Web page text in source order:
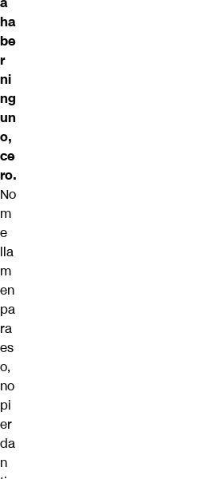
ha
be
r
ni
ng
un
o,
ce
ro.
No
m
e
lla
m
en
pa
ra
es
o,
no
pi
er
da
n